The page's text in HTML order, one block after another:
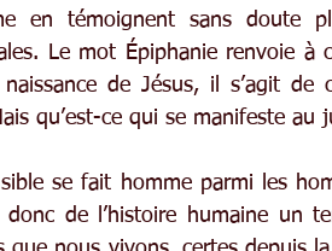
en témoignent sans doute
Le mot Épiphanie renvoie à
de Jésus, il s’agit de
qu’est-ce qui se manifeste au
se fait homme parmi les
de l’histoire humaine un